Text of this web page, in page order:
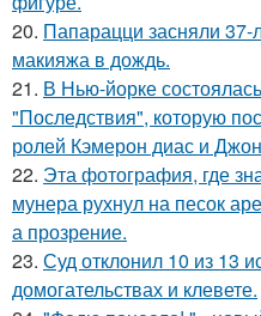
20. Папарацци засняли
макияжа в дождь.
21. В Нью-йорке
"Последствия", которую
ролей Кэмерон диас и
22. Эта фотография, где
мунера рухнул на песок
а прозрение.
23. Суд отклонил 10 из 13
домогательствах и клевете.